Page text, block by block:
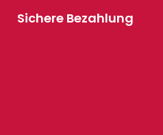
Sichere Bezahlung